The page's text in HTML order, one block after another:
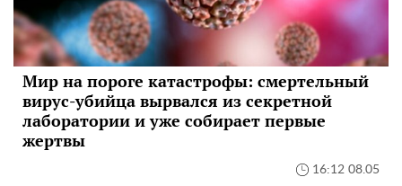
Мир на пороге катастрофы: смертельный
вирус-убийца вырвался из секретной
лаборатории и уже собирает первые
жертвы
16:12 08.05